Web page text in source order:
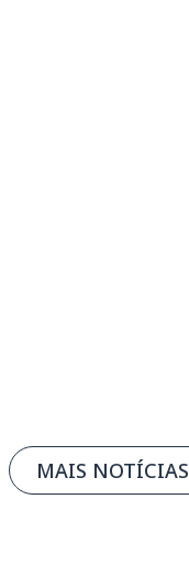
MAIS NOTÍCIAS